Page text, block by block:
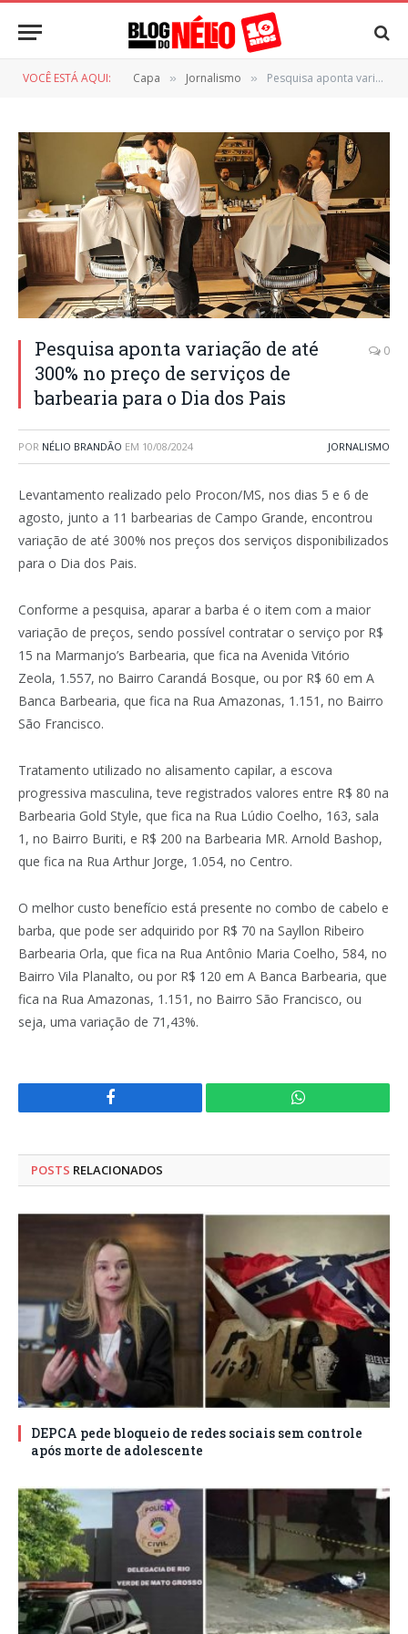
VOCÊ ESTÁ AQUI: Capa » Jornalismo » Pesquisa aponta variação de até 300% no preço de serviços de barbearia para o Dia dos Pais
Pesquisa aponta variação de até
300% no preço de serviços de
barbearia para o Dia dos Pais
0
POR NÉLIO BRANDÃO EM 10/08/2024 JORNALISMO
Levantamento realizado pelo Procon/MS, nos dias 5 e 6 de
agosto, junto a 11 barbearias de Campo Grande, encontrou
variação de até 300% nos preços dos serviços disponibilizados
para o Dia dos Pais.
Conforme a pesquisa, aparar a barba é o item com a maior
variação de preços, sendo possível contratar o serviço por R$
15 na Marmanjo’s Barbearia, que fica na Avenida Vitório
Zeola, 1.557, no Bairro Carandá Bosque, ou por R$ 60 em A
Banca Barbearia, que fica na Rua Amazonas, 1.151, no Bairro
São Francisco.
Tratamento utilizado no alisamento capilar, a escova
progressiva masculina, teve registrados valores entre R$ 80 na
Barbearia Gold Style, que fica na Rua Lúdio Coelho, 163, sala
1, no Bairro Buriti, e R$ 200 na Barbearia MR. Arnold Bashop,
que fica na Rua Arthur Jorge, 1.054, no Centro.
O melhor custo benefício está presente no combo de cabelo e
barba, que pode ser adquirido por R$ 70 na Sayllon Ribeiro
Barbearia Orla, que fica na Rua Antônio Maria Coelho, 584, no
Bairro Vila Planalto, ou por R$ 120 em A Banca Barbearia, que
fica na Rua Amazonas, 1.151, no Bairro São Francisco, ou
seja, uma variação de 71,43%.
Facebook WhatsApp
POSTS RELACIONADOS
DEPCA pede bloqueio de redes sociais sem controle
após morte de adolescente